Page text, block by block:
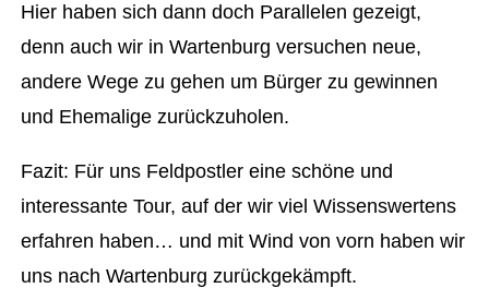
Hier haben sich dann doch Parallelen gezeigt,
denn auch wir in Wartenburg versuchen neue,
andere Wege zu gehen um Bürger zu gewinnen
und Ehemalige zurückzuholen.
Fazit: Für uns Feldpostler eine schöne und
interessante Tour, auf der wir viel Wissenswertens
erfahren haben… und mit Wind von vorn haben wir
uns nach Wartenburg zurückgekämpft.